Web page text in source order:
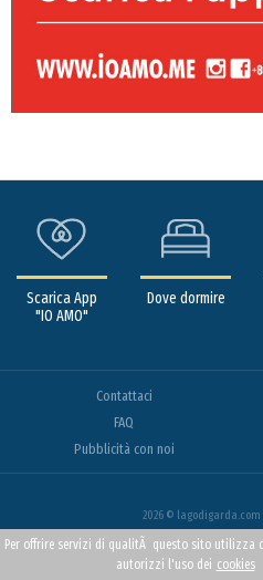
Scarica App
"IO AMO"
Dove dormire
Contattaci
FAQ
Pubblicità con noi
2026 © lagodigarda.com -
Per offrire servizi di qualitÃ questo sito utilizza
autorizzi l'uso dei cookies